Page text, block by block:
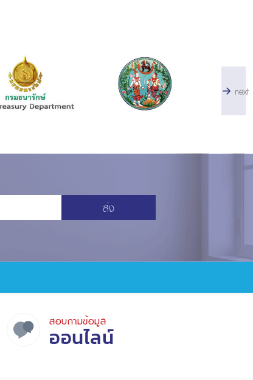
next
ส่ง
สอบถามข้อมูล
ออนไลน์